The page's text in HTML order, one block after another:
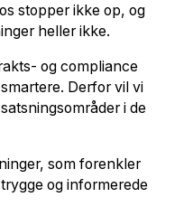
stopper ikke op, og
heller ikke.
og compliance
Derfor vil vi
i de
som forenkler
og informerede